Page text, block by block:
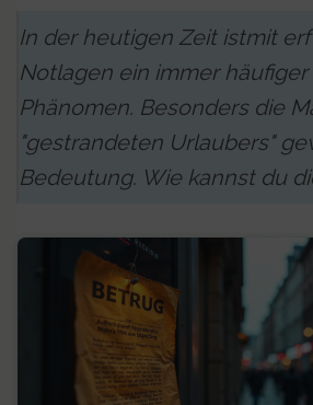
In der heutigen Zeit istmit
Notlagen ein immer
Phänomen. Besonders die
"gestrandeten Urlaubers"
Bedeutung. Wie kannst du